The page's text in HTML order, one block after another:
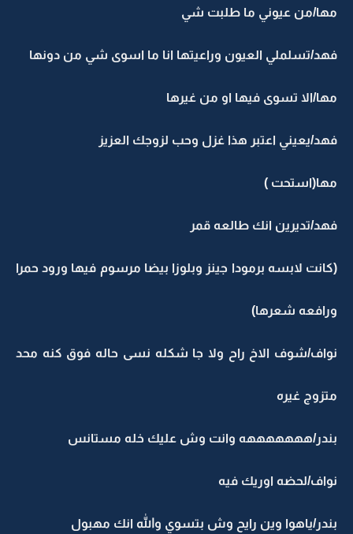
مها/من عيوني ما طلبت شي
فهد/تسلملي العيون وراعيتها انا ما اسوى شي من دونها
مها/الا تسوى فيها او من غيرها
فهد/يعيني اعتبر هذا غزل وحب لزوجك العزيز
مها(استحت )
فهد/تديرين انك طالعه قمر
(كانت لابسه برمودا جينز وبلوزا بيضا مرسوم فيها ورود حمرا
ورافعه شعرها)
نواف/شوف الاخ راح ولا جا شكله نسى حاله فوق كنه محد
متزوج غيره
بندر/هههههههه وانت وش عليك خله مستانس
نواف/لحضه اوريك فيه
بندر/ياهوا وين رايح وش بتسوي والله انك مهبول